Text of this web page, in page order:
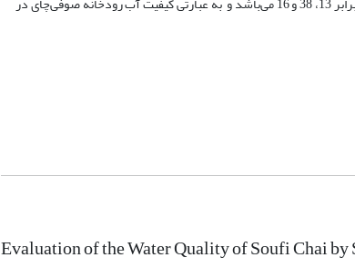
Evaluation of the Water Quality of Soufi Chai